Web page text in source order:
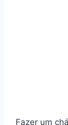
Fazer um